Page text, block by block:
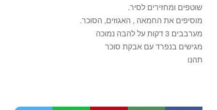
שוטפים ומחזירים לסיר.
מוסיפים את החמאה , האגוזים, הסוכר.
מערבבים 3 דקות על להבה נמוכה
מגישים בנפרד עם אבקת סוכר
תהנו